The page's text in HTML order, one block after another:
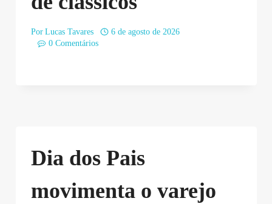
Por Lucas Tavares
6 de agosto de 2026
0 Comentários
Dia dos Pais
movimenta o varejo